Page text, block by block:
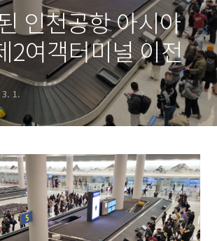
인천공항 아시아
2여객터미널 이전
1.